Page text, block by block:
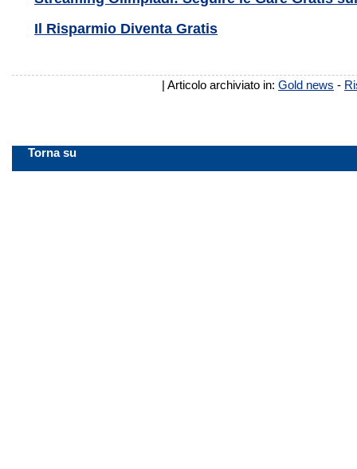
Il Risparmio Diventa Gratis
| Articolo archiviato in: Gold news -
Torna su